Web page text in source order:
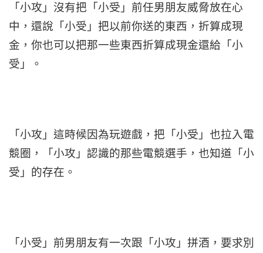
「小攻」沒有把「小受」前任男朋友威脅放在心
中，還說「小受」把以前你送的東西，折算成現
金，你也可以把那一些東西折算成現金還給「小
受」。
「小攻」這時候因為玩遊戲，把「小受」也拉入電
競圈，「小攻」認識的那些電競選手，也知道「小
受」的存在。
「小受」前男朋友有一次跟「小攻」拼酒，要求別